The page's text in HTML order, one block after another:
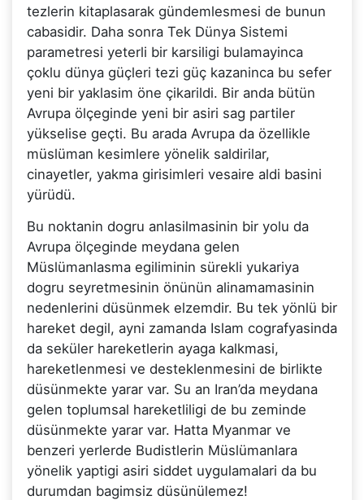
tezlerin kitaplasarak gündemlesmesi de bunun
cabasidir. Daha sonra Tek Dünya Sistemi
parametresi yeterli bir karsiligi bulamayinca
çoklu dünya güçleri tezi güç kazaninca bu sefer
yeni bir yaklasim öne çikarildi. Bir anda bütün
Avrupa ölçeginde yeni bir asiri sag partiler
yükselise geçti. Bu arada Avrupa da özellikle
müslüman kesimlere yönelik saldirilar,
cinayetler, yakma girisimleri vesaire aldi basini
yürüdü.
Bu noktanin dogru anlasilmasinin bir yolu da
Avrupa ölçeginde meydana gelen
Müslümanlasma egiliminin sürekli yukariya
dogru seyretmesinin önünün alinamamasinin
nedenlerini düsünmek elzemdir. Bu tek yönlü bir
hareket degil, ayni zamanda Islam cografyasinda
da seküler hareketlerin ayaga kalkmasi,
hareketlenmesi ve desteklenmesini de birlikte
düsünmekte yarar var. Su an Iran’da meydana
gelen toplumsal hareketliligi de bu zeminde
düsünmekte yarar var. Hatta Myanmar ve
benzeri yerlerde Budistlerin Müslümanlara
yönelik yaptigi asiri siddet uygulamalari da bu
durumdan bagimsiz düsünülemez!